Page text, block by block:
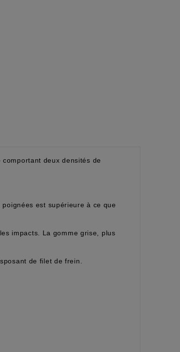
deux densités de
est supérieure à ce que
impacts. La gomme grise, plus
de filet de frein.